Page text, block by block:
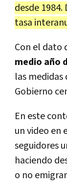
desde 1984.
tasa
Con el dato
medio año
las medidas
Gobierno
En este
un video en
seguidores
haciendo
o no